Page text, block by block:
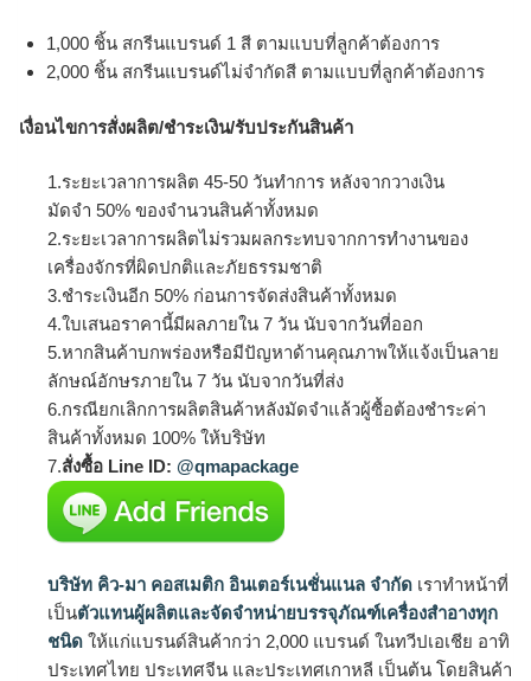
1,000 ชิ้น สกรีนแบรนด์ 1 สี ตามแบบที่ลูกค้าต้องการ
2,000 ชิ้น สกรีนแบรนด์ไม่จำกัดสี ตามแบบที่ลูกค้าต้องการ
เงื่อนไขการสั่งผลิต/ชำระเงิน/รับประกันสินค้า
1.ระยะเวลาการผลิต 45-50 วันทำการ หลังจากวางเงิน
มัดจำ 50% ของจำนวนสินค้าทั้งหมด
2.ระยะเวลาการผลิตไม่รวมผลกระทบจากการทำงานของ
เครื่องจักรที่ผิดปกติและภัยธรรมชาติ
3.ชำระเงินอีก 50% ก่อนการจัดส่งสินค้าทั้งหมด
4.ใบเสนอราคานี้มีผลภายใน 7 วัน นับจากวันที่ออก
5.หากสินค้าบกพร่องหรือมีปัญหาด้านคุณภาพให้แจ้งเป็นลาย
ลักษณ์อักษรภายใน 7 วัน นับจากวันที่ส่ง
6.กรณียกเลิกการผลิตสินค้าหลังมัดจำแล้วผู้ซื้อต้องชำระค่า
สินค้าทั้งหมด 100% ให้บริษัท
7.สั่งซื้อ Line ID: @qmapackage
บริษัท คิว-มา คอสเมติก อินเตอร์เนชั่นแนล จำกัด เราทำหน้าที่
เป็นตัวแทนผู้ผลิตและจัดจำหน่ายบรรจุภัณฑ์เครื่องสำอางทุก
ชนิด ให้แก่แบรนด์สินค้ากว่า 2,000 แบรนด์ ในทวีปเอเชีย อาทิ
ประเทศไทย ประเทศจีน และประเทศเกาหลี เป็นต้น โดยสินค้า